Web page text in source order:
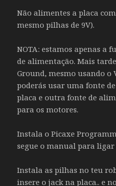
Não alimentes a placa
mesmo pilhas de 9V).
NOTA: estamos apenas a
de alimentação. Mais
Ground, mesmo usando o
poderás usar uma fonte
placa e outra fonte de
para os motores.
Instala o Picaxe
segue o manual para ligar
Instala as pilhas no teu
insere o jack na placa.. e